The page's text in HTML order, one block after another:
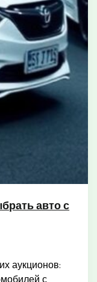
авто с
аукционов:
с